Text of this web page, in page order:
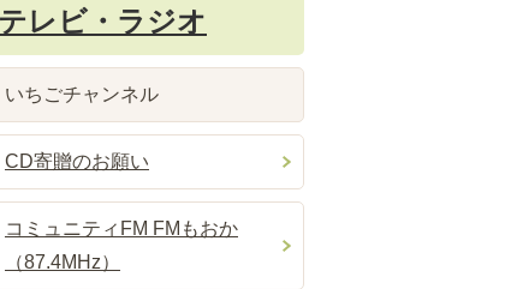
テレビ・ラジオ
いちごチャンネル
CD寄贈のお願い
コミュニティFM FMもおか
（87.4MHz）